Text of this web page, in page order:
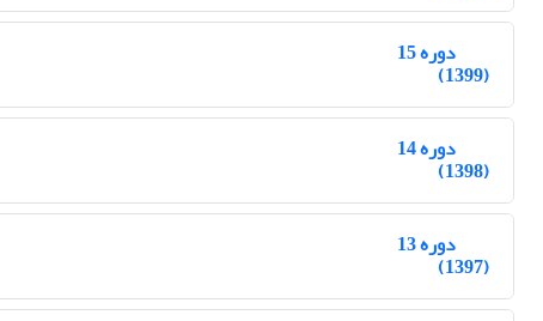
دوره 15
(1399)
دوره 14
(1398)
دوره 13
(1397)